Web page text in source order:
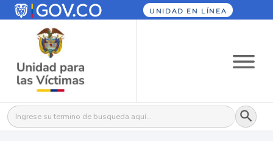
UNIDAD EN LÍNEA
Buscar: Botón